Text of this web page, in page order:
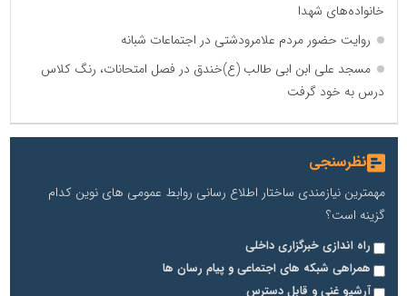
خانواده‌های شهدا
روایت حضور مردم علامرودشتی در اجتماعات شبانه
مسجد علی ابن ابی طالب (ع)خندق در فصل امتحانات، رنگ کلاس
درس به خود گرفت
نظرسنجی
مهمترین نیازمندی ساختار اطلاع رسانی روابط عمومی های نوین کدام
گزینه است؟
راه اندازی خبرگزاری داخلی
همراهی شبکه های اجتماعی و پیام رسان ها
آرشیو غنی و قابل دسترس